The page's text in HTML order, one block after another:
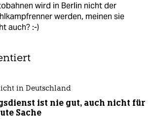
wird in Berlin nicht der
werden, meinen sie
auch? :-)
in Deutschland
ist nie gut, auch nicht für
Sache